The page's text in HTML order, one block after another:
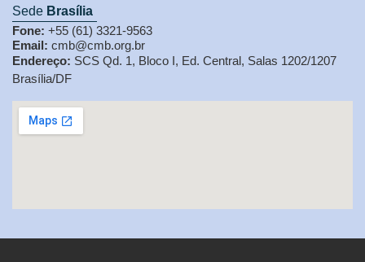
Sede Brasília
Fone: +55 (61) 3321-9563
Email: cmb@cmb.org.br
Endereço: SCS Qd. 1, Bloco I, Ed. Central, Salas 1202/1207
Brasília/DF